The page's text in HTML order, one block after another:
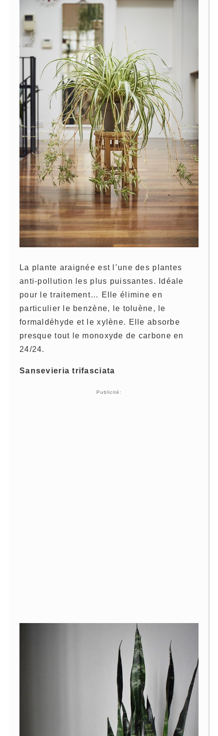
La plante araignée est l’une des plantes
anti-pollution les plus puissantes. Idéale
pour le traitement… Elle élimine en
particulier le benzène, le toluène, le
formaldéhyde et le xylène. Elle absorbe
presque tout le monoxyde de carbone en
24/24.
Sansevieria trifasciata
Publicité: